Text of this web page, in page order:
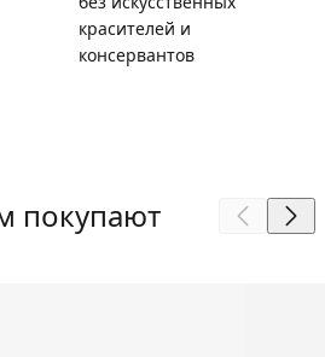
красителей и
консервантов
покупают